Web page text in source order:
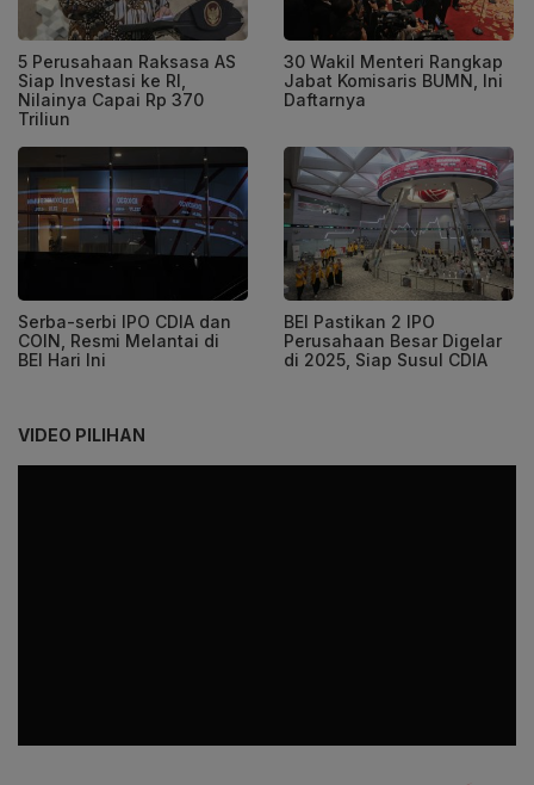
5 Perusahaan Raksasa AS
Siap Investasi ke RI,
Nilainya Capai Rp 370
Triliun
30 Wakil Menteri Rangkap
Jabat Komisaris BUMN, Ini
Daftarnya
Serba-serbi IPO CDIA dan
COIN, Resmi Melantai di
BEI Hari Ini
BEI Pastikan 2 IPO
Perusahaan Besar Digelar
di 2025, Siap Susul CDIA
VIDEO PILIHAN